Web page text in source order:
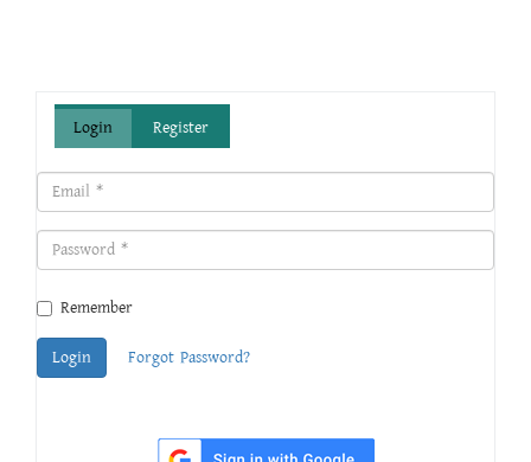
Login Register
Remember
Login Forgot Password?